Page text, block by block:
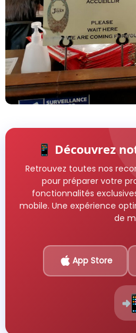
📱 Découvrez
Retrouvez toutes nos
pour préparer votre
fonctionnalités
mobile. Une expérience
de
App Store